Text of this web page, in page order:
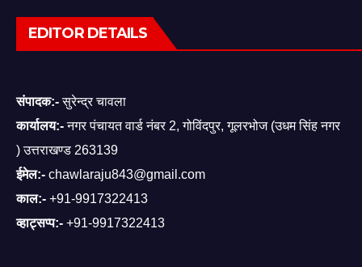
EDITOR DETAILS
संपादक:-सुरेन्द्र चावला
कार्यालय:-नगर पंचायत वार्ड नंबर 2, गोविंदपुर, गूलरभोज (उधम सिंह नगर
) उत्तराखण्ड 263139
ईमेल:- chawlaraju843@gmail.com
काल:- +91-9917322413
व्हाट्सप्प:- +91-9917322413